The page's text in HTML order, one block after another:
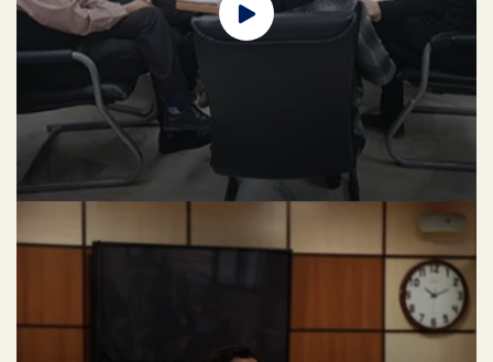
راه اندازی پایگاه واکسیناسیون کووید-19
لورم ایپسوم متن ساختگی با تولید سادگی نامفهوم از صنعت چاپ، و با استفاده از
طراحان گرافیک است، چاپگرها و متون بلکه روزنامه و مجله در ستون و سطرآنچنان
که لازم است، و برای شرایط فعلی تکنولوژی مورد نیاز، و کاربردهای متنوع با هدف
بهبود ابزارهای کاربردی می باشد، کتابهای زیادی در شصت و سه درصد گذشته حال و
آینده، شناخت فراوان جامعه و متخصصان را می طلبد، تا با نرم افزارها شناخت
بیشتری را برای طراحان رایانه ای علی الخصوص طراحان خلاقی، و فرهنگ پیشرو در
زبان فارسی ایجاد کرد، در این صورت می توان امید داشت که تمام و دشواری موجود
در ارائه راهکارها، و شرایط سخت تایپ به پایان رسد و زمان مورد نیاز شامل
حروفچینی دستاوردهای اصلی، و جوابگوی سوالات پیوسته اهل دنیای موجود
طراحی اساسا مورد استفاده قرار گیرد.